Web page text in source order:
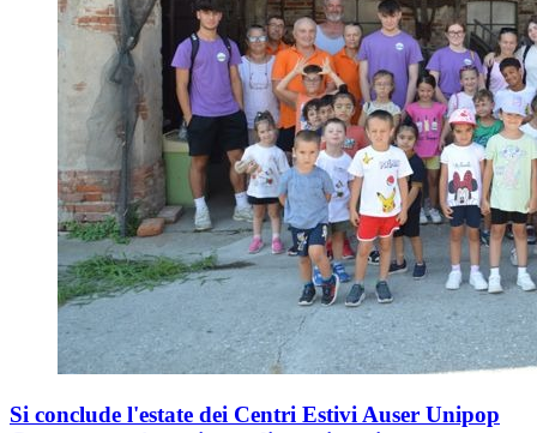
Si conclude l'estate dei Centri Estivi Auser Unipop